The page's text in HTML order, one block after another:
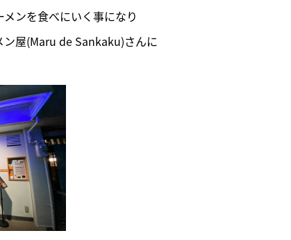
ンを食べにいく事になり
ン屋(Maru de Sankaku)さんに